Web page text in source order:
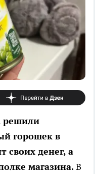
решили
горошек в
своих денег, а
магазина.В